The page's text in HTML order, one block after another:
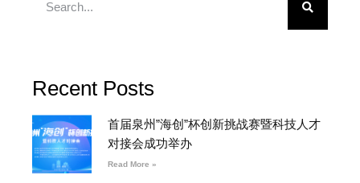
Recent Posts
首届泉州”海创”杯创新挑战赛暨科技人才
对接会成功举办
Read More »